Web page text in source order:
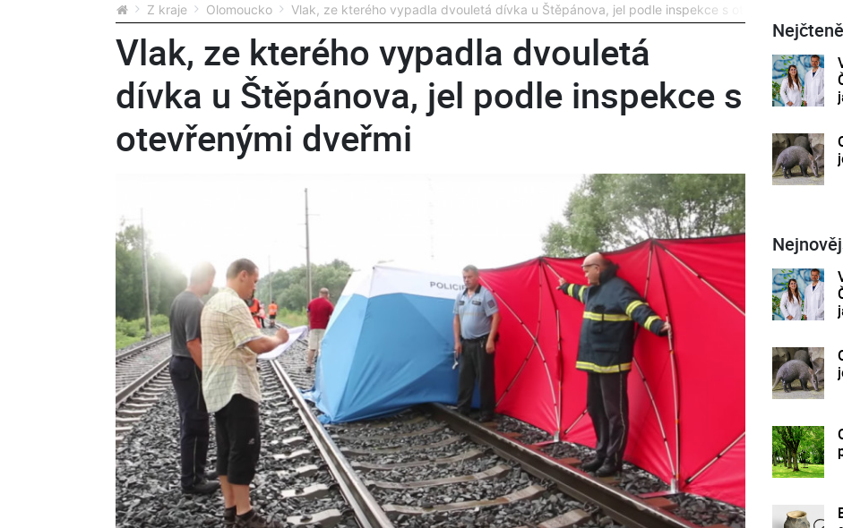
Z kraje Olomoucko Vlak, ze kterého vypadla dvouletá dívka u Štěpánova, jel podle inspekce s otevřenými dveřmi
Vlak, ze kterého vypadla dvouletá
dívka u Štěpánova, jel podle inspekce s
otevřenými dveřmi